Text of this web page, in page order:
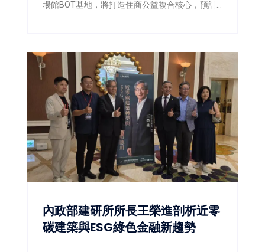
場館BOT基地，將打造住商公益複合核心，預計
內政部建研所所長王榮進剖析近零
碳建築與ESG綠色金融新趨勢